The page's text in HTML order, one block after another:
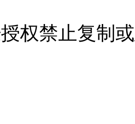
权禁止复制